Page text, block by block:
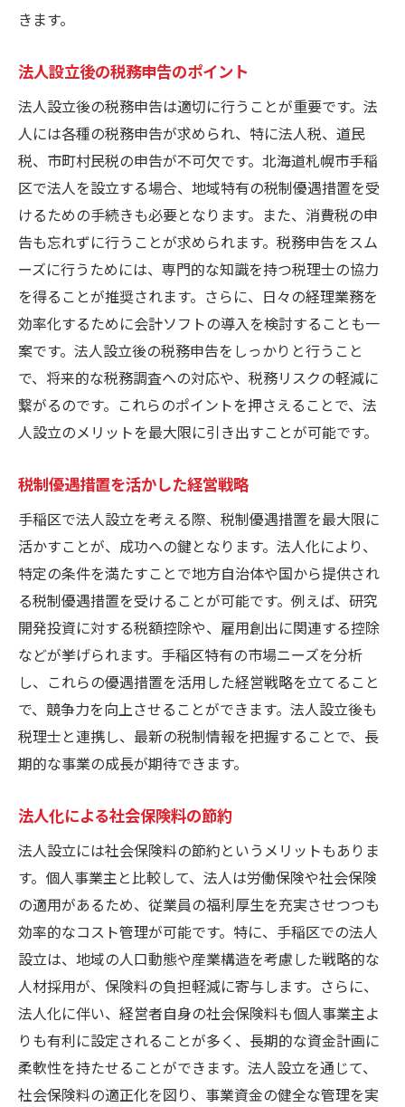
手稲区のインフラ活用
地元自治体の支援制度
法人税収入の地域還元
地域産業の活性化への寄与
法人設立のプロセスと成功への道筋
法人設立の基礎知識
手稲区での設立手続きの流れ
法人設立に必要な書類と手続き
設立後の運営計画策定
法人設立の法的要件
成功事例から学ぶ設立後のステップ
きます。
法人設立後の税務申告のポイント
法人設立後の税務申告は適切に行うことが重要です。法
人には各種の税務申告が求められ、特に法人税、道民
税、市町村民税の申告が不可欠です。北海道札幌市手稲
区で法人を設立する場合、地域特有の税制優遇措置を受
けるための手続きも必要となります。また、消費税の申
告も忘れずに行うことが求められます。税務申告をスム
ーズに行うためには、専門的な知識を持つ税理士の協力
を得ることが推奨されます。さらに、日々の経理業務を
効率化するために会計ソフトの導入を検討することも一
案です。法人設立後の税務申告をしっかりと行うこと
で、将来的な税務調査への対応や、税務リスクの軽減に
繋がるのです。これらのポイントを押さえることで、法
人設立のメリットを最大限に引き出すことが可能です。
税制優遇措置を活かした経営戦略
手稲区で法人設立を考える際、税制優遇措置を最大限に
活かすことが、成功への鍵となります。法人化により、
特定の条件を満たすことで地方自治体や国から提供され
る税制優遇措置を受けることが可能です。例えば、研究
開発投資に対する税額控除や、雇用創出に関連する控除
などが挙げられます。手稲区特有の市場ニーズを分析
し、これらの優遇措置を活用した経営戦略を立てること
で、競争力を向上させることができます。法人設立後も
税理士と連携し、最新の税制情報を把握することで、長
期的な事業の成長が期待できます。
法人化による社会保険料の節約
法人設立には社会保険料の節約というメリットもありま
す。個人事業主と比較して、法人は労働保険や社会保険
の適用があるため、従業員の福利厚生を充実させつつも
効率的なコスト管理が可能です。特に、手稲区での法人
設立は、地域の人口動態や産業構造を考慮した戦略的な
人材採用が、保険料の負担軽減に寄与します。さらに、
法人化に伴い、経営者自身の社会保険料も個人事業主よ
りも有利に設定されることが多く、長期的な資金計画に
柔軟性を持たせることができます。法人設立を通じて、
社会保険料の適正化を図り、事業資金の健全な管理を実